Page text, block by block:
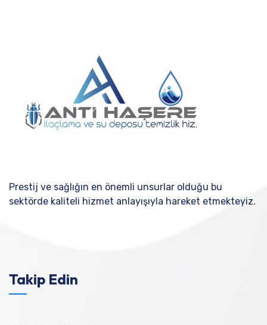
Prestij ve sağlığın en önemli unsurlar olduğu bu
sektörde kaliteli hizmet anlayışıyla hareket etmekteyiz.
Takip Edin